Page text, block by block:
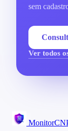
sem
Ver todos